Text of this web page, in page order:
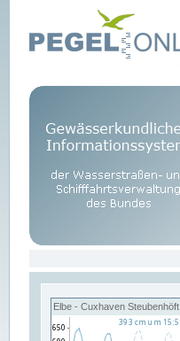
Elbe - Cuxhaven Steubenhöft